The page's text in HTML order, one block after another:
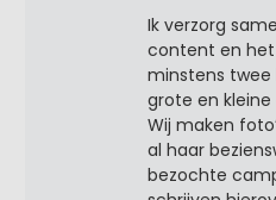
Ik verzorg
content en het
minstens twee
grote en kleine
Wij maken
al haar
bezochte